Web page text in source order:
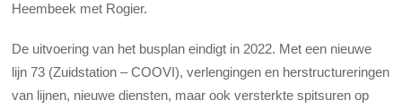
Heembeek met Rogier.
De uitvoering van het busplan eindigt in 2022. Met een nieuwe
lijn 73 (Zuidstation – COOVI), verlengingen en herstructureringen
van lijnen, nieuwe diensten, maar ook versterkte spitsuren op